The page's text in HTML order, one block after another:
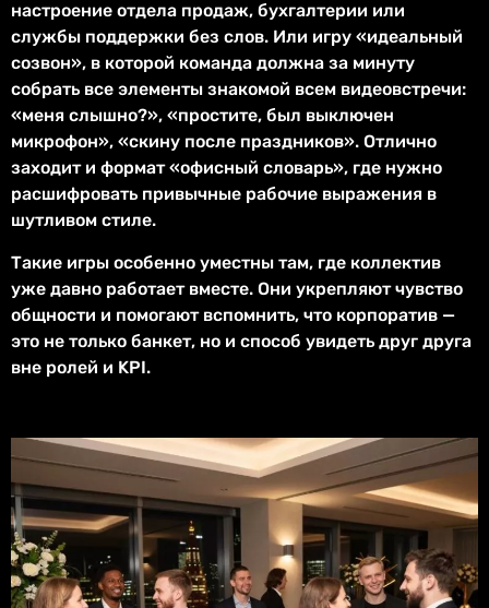
настроение отдела продаж, бухгалтерии или
службы поддержки без слов. Или игру «идеальный
созвон», в которой команда должна за минуту
собрать все элементы знакомой всем видеовстречи:
«меня слышно?», «простите, был выключен
микрофон», «скину после праздников». Отлично
заходит и формат «офисный словарь», где нужно
расшифровать привычные рабочие выражения в
шутливом стиле.
Такие игры особенно уместны там, где коллектив
уже давно работает вместе. Они укрепляют чувство
общности и помогают вспомнить, что корпоратив —
это не только банкет, но и способ увидеть друг друга
вне ролей и KPI.